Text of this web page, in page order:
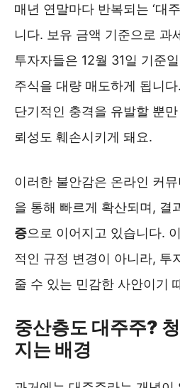
매년 연말마다 반복되는 ‘대
니다. 보유 금액 기준으로 과
투자자들은 12월 31일 기준
주식을 대량 매도하게 됩니
단기적인 충격을 유발할 뿐
뢰성도 훼손시키게 돼요.
이러한 불안감은 온라인 커
을 통해 빠르게 확산되며, 결
증으로 이어지고 있습니다.
적인 규정 변경이 아니라, 투
줄 수 있는 민감한 사안이기
중산층도 대주주?
지는 배경